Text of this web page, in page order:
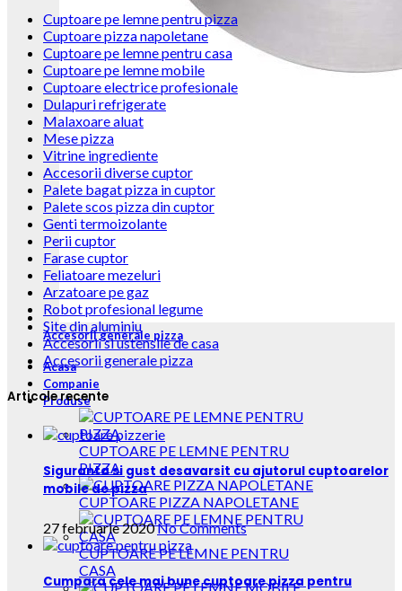
Accesorii generale pizza
Acasa
Companie
Produse
CUPTOARE PE LEMNE PENTRU
PIZZA
CUPTOARE PIZZA NAPOLETANE
CUPTOARE PE LEMNE PENTRU
CASA
Cuptoare pe lemne pentru pizza
Cuptoare pizza napoletane
Cuptoare pe lemne pentru casa
Cuptoare pe lemne mobile
Cuptoare electrice profesionale
Dulapuri refrigerate
Malaxoare aluat
Mese pizza
Vitrine ingrediente
Accesorii diverse cuptor
Palete bagat pizza in cuptor
Palete scos pizza din cuptor
Genti termoizolante
Perii cuptor
Farase cuptor
Feliatoare mezeluri
Arzatoare pe gaz
Robot profesional legume
Site din aluminiu
Accesorii si ustensile de casa
Accesorii generale pizza
Articole recente
Siguranta si gust desavarsit cu ajutorul cuptoarelor
mobile de pizza
27 februarie 2020No Comments
Cumpara cele mai bune cuptoare pizza pentru